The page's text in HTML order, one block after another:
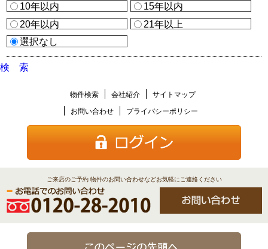
10年以内
15年以内
20年以内
21年以上
選択なし
検 索
物件検索 会社紹介
サイトマップ
お問い合わせ
プライバシーポリシー
ご来店のご予約 物件のお問い合わせなどお気軽にご連絡ください